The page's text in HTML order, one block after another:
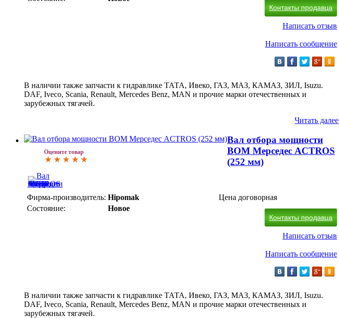
Контакты продавца
Написать отзыв
Написать сообщение
В наличии также запчасти к гидравлике ТАТА, Ивеко, ГАЗ, МАЗ, КАМАЗ, ЗИЛ, Isuzu.
DAF, Iveco, Scania, Renault, Merсedes Benz, MAN и прочие марки отечественных и
зарубежных тягачей.
Читать далее
Оцените товар
Вал отбора мощности
ВОМ Мерседес ACTROS
(252 мм)
Фирма-производитель: Hipomak
Состояние:
Новое
Цена договорная
Контакты продавца
Написать отзыв
Написать сообщение
В наличии также запчасти к гидравлике ТАТА, Ивеко, ГАЗ, МАЗ, КАМАЗ, ЗИЛ, Isuzu.
DAF, Iveco, Scania, Renault, Merсedes Benz, MAN и прочие марки отечественных и
зарубежных тягачей.